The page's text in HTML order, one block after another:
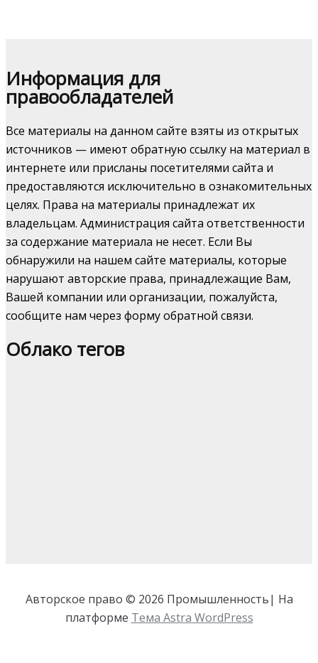
Информация для
правообладателей
Все материалы на данном сайте взяты из открытых
источников — имеют обратную ссылку на материал в
интернете или присланы посетителями сайта и
предоставляются исключительно в ознакомительных
целях. Права на материалы принадлежат их
владельцам. Администрация сайта ответственности
за содержание материала не несет. Если Вы
обнаружили на нашем сайте материалы, которые
нарушают авторские права, принадлежащие Вам,
Вашей компании или организации, пожалуйста,
сообщите нам через форму обратной связи.
Облако тегов
Авторское право © 2026 Промышленность| На
платформе Тема Astra WordPress